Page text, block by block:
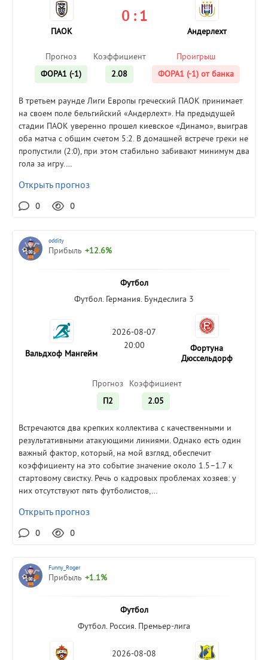
ПАОК
0 : 1
Андерлехт
Прогноз
ФОРА1 (-1)
Коэффициент
2.08
Проигрыш
ФОРА1 (-1) от банка
В третьем раунде Лиги Европы греческий ПАОК принимает
на своем поле бельгийский «Андерлехт». На предыдущей
стадии ПАОК уверенно прошел киевское «Динамо», выиграв
оба матча с общим счетом 5:2. В домашней встрече греки не
пропустили (2:0), при этом стабильно забивают минимум два
гола за игру.…
Открыть прогноз
0 0
oddity
Прибыль +12.6%
Футбол
Футбол. Германия. Бундеслига 3
Вальдхоф Мангейм
2026-08-07
20:00
Фортуна
Дюссельдорф
Прогноз
П2
Коэффициент
2.05
Встречаются два крепких коллектива с качественными и
результативными атакующими линиями. Однако есть один
важный фактор, который, на мой взгляд, обеспечит
коэффициенту на это событие значение около 1.5–1.7 к
стартовому свистку. Речь о кадровых проблемах хозяев: у
них отсутствуют пять футболистов,…
Открыть прогноз
0 0
Funny_Roger
Прибыль +1.1%
Футбол
Футбол. Россия. Премьер-лига
2026-08-08